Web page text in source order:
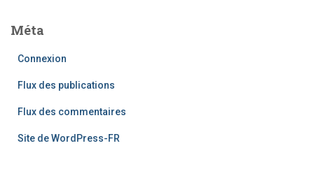
Méta
Connexion
Flux des publications
Flux des commentaires
Site de WordPress-FR